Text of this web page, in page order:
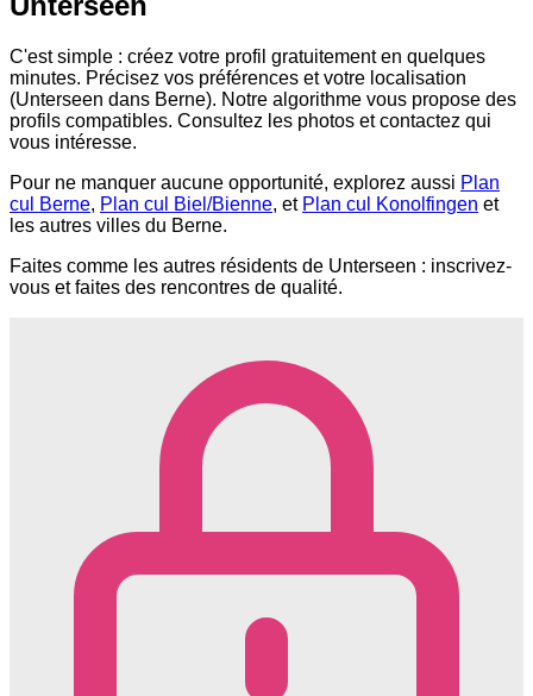
C'est simple : créez votre profil gratuitement en quelques
minutes. Précisez vos préférences et votre localisation
(Unterseen dans Berne). Notre algorithme vous propose des
profils compatibles. Consultez les photos et contactez qui
vous intéresse.
Pour ne manquer aucune opportunité, explorez aussi Plan
cul Berne, Plan cul Biel/Bienne, et Plan cul Konolfingen et
les autres villes du Berne.
Faites comme les autres résidents de Unterseen : inscrivez-
vous et faites des rencontres de qualité.